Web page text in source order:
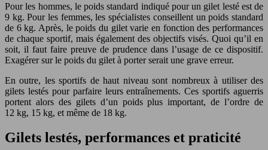
Pour les hommes, le poids standard indiqué pour un gilet lesté est de
9 kg. Pour les femmes, les spécialistes conseillent un poids standard
de 6 kg. Après, le poids du gilet varie en fonction des performances
de chaque sportif, mais également des objectifs visés. Quoi qu’il en
soit, il faut faire preuve de prudence dans l’usage de ce dispositif.
Exagérer sur le poids du gilet à porter serait une grave erreur.
En outre, les sportifs de haut niveau sont nombreux à utiliser des
gilets lestés pour parfaire leurs entraînements. Ces sportifs aguerris
portent alors des gilets d’un poids plus important, de l’ordre de
12 kg, 15 kg, et même de 18 kg.
Gilets lestés, performances et praticité